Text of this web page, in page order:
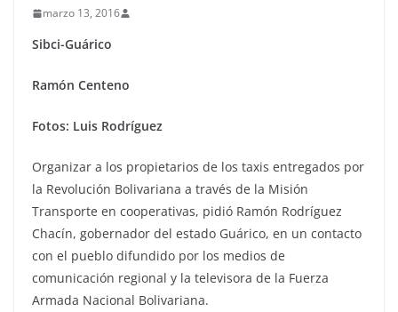
marzo 13, 2016
Sibci-Guárico
Ramón Centeno
Fotos: Luis Rodríguez
Organizar a los propietarios de los taxis entregados por
la Revolución Bolivariana a través de la Misión
Transporte en cooperativas, pidió Ramón Rodríguez
Chacín, gobernador del estado Guárico, en un contacto
con el pueblo difundido por los medios de
comunicación regional y la televisora de la Fuerza
Armada Nacional Bolivariana.